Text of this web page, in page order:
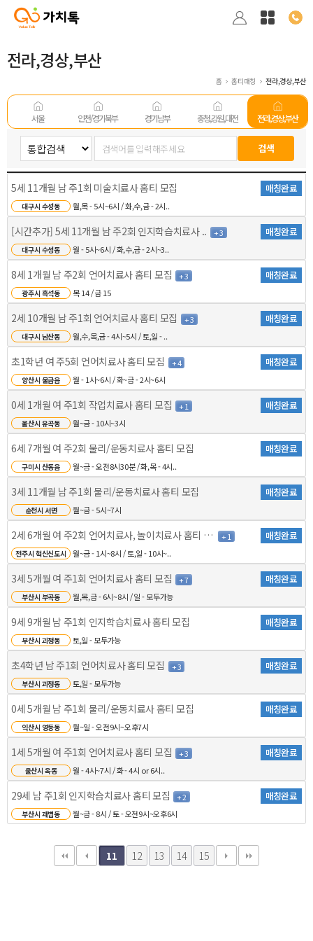
전라,경상,부산
홈 홈티매칭 전라,경상,부산
서울 인천/경기 북부 경기남부 충청,강원,대전 전라,경상,부산
5세 11개월 남 주1회 미술치료사 홈티 모집 매칭완료
대구시 수성동 월,목 - 5시~6시 / 화,수,금 - 2시..
[시간추가] 5세 11개월 남 주2회 인지학습치료사 .. + 3 매칭완료
대구시 수성동 월 - 5시~6시 / 화,수,금 - 2시~3..
8세 1개월 남 주2회 언어치료사 홈티 모집 + 3 매칭완료
광주시 흑석동 목 14 / 금 15
2세 10개월 남 주1회 언어치료사 홈티 모집 + 3 매칭완료
대구시 남산동 월,수,목,금 - 4시~5시 / 토,일 - ..
초1학년 여 주5회 언어치료사 홈티 모집 + 4 매칭완료
양산시 물금읍 월 - 1시~6시 / 화~금 - 2시~6시
0세 1개월 여 주1회 작업치료사 홈티 모집 + 1 매칭완료
울산시 유곡동 월~금 - 10시~3시
6세 7개월 여 주2회 물리/운동치료사 홈티 모집 매칭완료
구미시 산동읍 월~금 - 오전8시30분 / 화,목 - 4시..
3세 11개월 남 주1회 물리/운동치료사 홈티 모집 매칭완료
순천시 서면 월~금 - 5시~7시
2세 6개월 여 주2회 언어치료사, 놀이치료사 홈티 모.. + 1 매칭완료
전주시 혁신신도시 월~금 - 1시~8시 / 토,일 - 10시~..
3세 5개월 여 주1회 언어치료사 홈티 모집 + 7 매칭완료
부산시 부곡동 월,목,금 - 6시~8시 / 일 - 모두가능
9세 9개월 남 주1회 인지학습치료사 홈티 모집 매칭완료
부산시 괴정동 토,일 - 모두가능
초4학년 남 주1회 언어치료사 홈티 모집 + 3 매칭완료
부산시 괴정동 토,일 - 모두가능
0세 5개월 남 주1회 물리/운동치료사 홈티 모집 매칭완료
익산시 영등동 월~일 - 오전9시~오후7시
1세 5개월 여 주1회 언어치료사 홈티 모집 + 3 매칭완료
울산시 옥동 월 - 4시~7시 / 화 - 4시 or 6시..
29세 남 주1회 인지학습치료사 홈티 모집 + 2 매칭완료
부산시 괘법동 월~금 - 8시 / 토 - 오전9시~오후6시
11 12 13 14 15